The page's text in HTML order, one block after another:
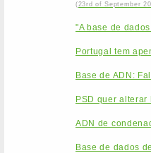
(23rd of September
"A base de
Portugal tem
Base de ADN:
PSD quer
ADN de
Base de dados